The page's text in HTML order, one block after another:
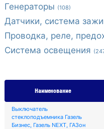
Генераторы (108)
Датчики, система
Проводка, реле,
Система освещения
Наименование
Выключатель
стеклоподъемника Газель
Бизнес, Газель NEXT, ГАЗон